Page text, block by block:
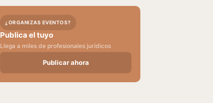
¿ORGANIZAS EVENTOS?
Publica el tuyo
Llega a miles de profesionales jurídicos
Publicar ahora